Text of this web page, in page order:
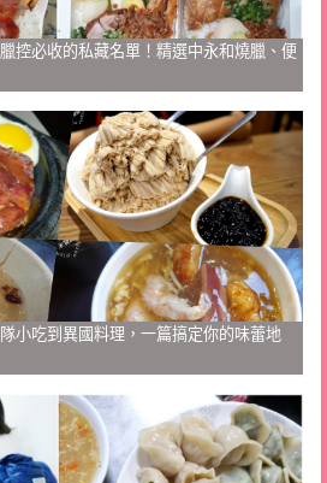
控必收的私藏名單！精選中永和燒臘、便
小吃到異國料理，一篇搞定你的味蕾地